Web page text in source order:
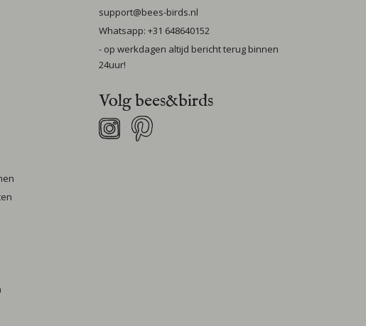
support@bees-birds.nl
Whatsapp: +31 648640152
- op werkdagen altijd bericht terug binnen
24uur!
Volg bees&birds